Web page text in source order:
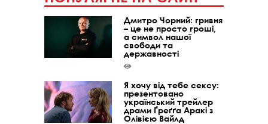
Дмитро Чорний: гривня
– це не просто гроші,
а символ нашої
свободи та
державності
Я хочу від тебе сексу:
презентовано
український трейлер
драми Ґреґґа Аракі з
Олівією Вайлд